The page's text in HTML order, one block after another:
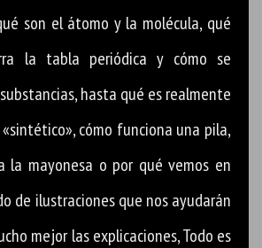
son el átomo y la molécula, qué
la tabla periódica y cómo se
hasta qué es realmente
cómo funciona una pila,
la mayonesa o por qué vemos en
de ilustraciones que nos ayudarán
mejor las explicaciones, Todo es